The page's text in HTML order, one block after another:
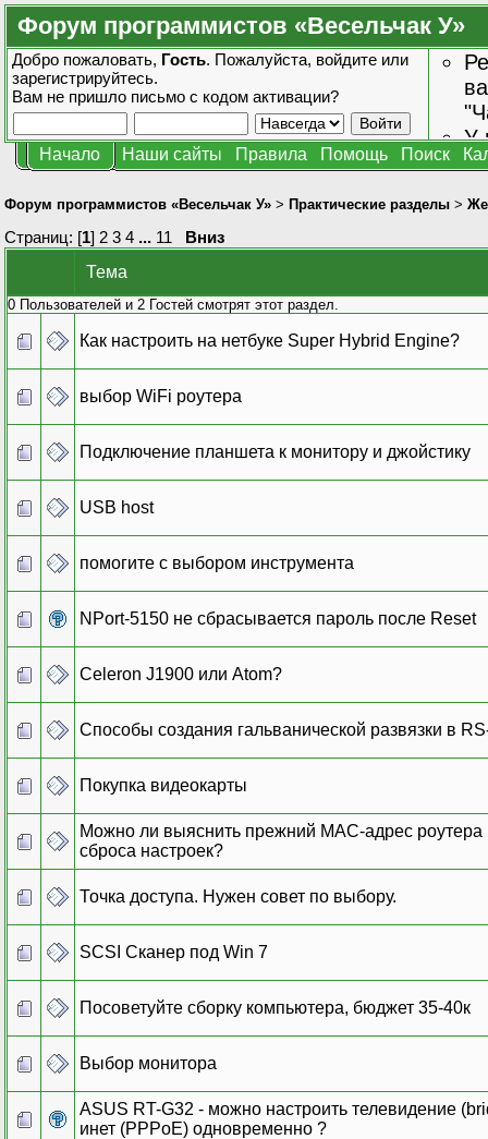
Форум программистов «Весельчак У»
Добро пожаловать, Гость. Пожалуйста, войдите или
зарегистрируйтесь.
Вам не пришло письмо с кодом активации?
У
Начало Наши сайты Правила Помощь Поиск
Форум программистов «Весельчак У» > Практические разделы >
Страниц: [1] 2 3 4 ... 11
Вниз
Тема
0 Пользователей и 2 Гостей смотрят этот раздел.
Как настроить на нетбуке Super Hybrid Engine?
выбор WiFi роутера
Подключение планшета к монитору и джойстику
USB host
помогите с выбором инструмента
NPort-5150 не сбрасывается пароль после Reset
Celeron J1900 или Atom?
Способы создания гальванической развязки в
Покупка видеокарты
Можно ли выяснить прежний MAC-адрес роутера
сброса настроек?
Точка доступа. Нужен совет по выбору.
SCSI Сканер под Win 7
Посоветуйте сборку компьютера, бюджет 35-40к
Выбор монитора
ASUS RT-G32 - можно настроить телевидение
инет (PPPoE) одновременно ?